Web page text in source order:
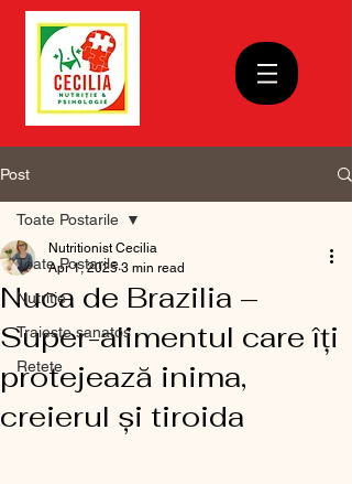
Post
Toate Postarile
Nutritie
Traieste sanatos
Retete
Toate Postarile
Nuca de Brazilia –
Super-alimentul care îți
protejează inima,
creierul și tiroida
Nutritionist Cecilia
Apr 1, 2025 3 min read